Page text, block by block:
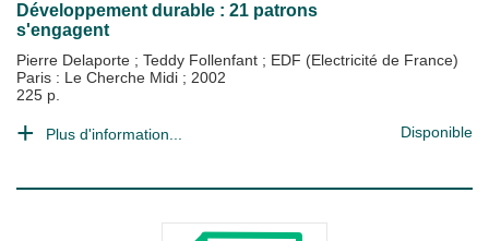
Développement durable : 21 patrons
s'engagent
Pierre Delaporte ; Teddy Follenfant ; EDF (Electricité de France)
Paris : Le Cherche Midi ; 2002
225 p.
Plus d'information... Disponible